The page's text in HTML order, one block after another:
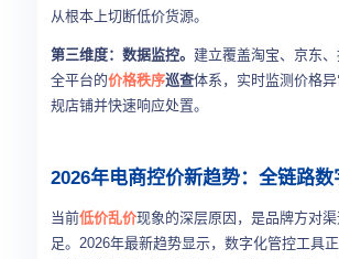
从根本上切断低价货源。
第三维度：数据监控。 建立覆盖淘宝、京东
全平台的价格秩序巡查体系，实时监测价格
规店铺并快速响应处置。
2026年电商控价新趋势：全链路数
当前低价乱价现象的深层原因，是品牌方对
足。2026年最新趋势显示，数字化管控工具